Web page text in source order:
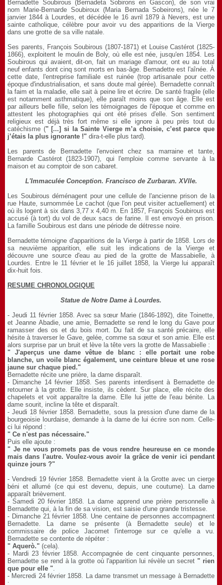
Bernadette Soubirous (Bernadeta Sobirons en Gascon), de son vrai
nom Marie-Bernarde Soubiroux (Maria Bernada Sobeirons), née le 7
janvier 1844 à Lourdes, et décédée le 16 avril 1879 à Nevers, est une
sainte catholique, célèbre pour avoir vu des apparitions de la Vierge
dans une grotte de sa ville natale.
Ses parents, François Soubirous (1807-1871) et Louise Castérot (1825-
1866), exploitent le moulin de Boly, où elle est née, jusqu'en 1854. Les
Soubirous qui avaient, dit-on, fait un mariage d'amour, ont eu au total
neuf enfants dont cinq sont morts en bas-âge. Bernadette est l'aînée. À
cette date, l'entreprise familiale est ruinée (trop artisanale pour cette
époque d'industrialisation, et sans doute mal gérée). Bernadette connaît
la faim et la maladie, elle sait à peine lire et écrire. De santé fragile (elle
est notamment asthmatique), elle paraît moins que son âge. Elle est
par ailleurs belle fille, selon les témoignages de l'époque et comme en
attestent les photographies qui ont été prises d'elle. Son sentiment
religieux est déjà très fort même si elle ignore à peu près tout du
catéchisme (" [...] si la Sainte Vierge m’a choisie, c’est parce que
j’étais la plus ignorante !" dira-t-elle plus tard).
Les parents de Bernadette l'envoient chez sa marraine et tante,
Bernarde Castérot (1823-1907), qui l'emploie comme servante à la
maison et au comptoir de son cabaret.
L'Immaculée Conception. Francisco de Zurbaran. XVIIe.
Les Soubirous déménagent pour une cellule de l'ancienne prison de la
rue Haute, surnommée Le cachot (que l'on peut visiter actuellement) et
où ils logent à six dans 3,77 x 4,40 m. En 1857, François Soubirous est
accusé (à tort) du vol de deux sacs de farine. Il est envoyé en prison.
La famille Soubirous est dans une période de détresse noire.
Bernadette témoigne d'apparitions de la Vierge à partir de 1858. Lors de
sa neuvième apparition, elle suit les indications de la Vierge et
découvre une source d'eau au pied de la grotte de Massabielle, à
Lourdes. Entre le 11 février et le 16 juillet 1858, la Vierge lui apparaît
dix-huit fois.
RESUME CHRONOLOGIQUE
Statue de Notre Dame à Lourdes.
- Jeudi 11 février 1858. Avec sa sœur Marie (1846-1892), dite Toinette,
et Jeanne Abadie, une amie, Bernadette se rend le long du Gave pour
ramasser des os et du bois mort. Du fait de sa santé précaire, elle
hésite à traverser le Gave, gelée, comme sa sœur et son amie. Elle est
alors surprise par un bruit et lève la tête vers la grotte de Massabielle :
" J'aperçus une dame vêtue de blanc : elle portait une robe
blanche, un voile blanc également, une ceinture bleue et une rose
jaune sur chaque pied."
Bernadette récite une prière, la dame disparaît.
- Dimanche 14 février 1858. Ses parents interdisent à Bernadette de
retourner à la grotte. Elle insiste, ils cèdent. Sur place, elle récite des
chapelets et voit apparaître la dame. Elle lui jette de l'eau bénite. La
dame sourit, incline la tête et disparaît.
- Jeudi 18 février 1858. Bernadette, sous la pression d'une dame de la
bourgeoisie lourdaise, demande à la dame de lui écrire son nom. Celle-
ci lui répond :
" Ce n'est pas nécessaire."
Puis elle ajoute :
" Je ne vous promets pas de vous rendre heureuse en ce monde
mais dans l'autre. Voulez-vous avoir la grâce de venir ici pendant
quinze jours ?"
- Vendredi 19 février 1858. Bernadette vient à la Grotte avec un cierge
béni et allumé (ce qui est devenu, depuis, une coutume). La dame
apparaît brièvement.
- Samedi 20 février 1858. La dame apprend une prière personnelle à
Bernadette qui, à la fin de sa vision, est saisie d'une grande tristesse.
- Dimanche 21 février 1858. Une centaine de personnes accompagnent
Bernadette. La dame se présente (à Bernadette seule) et le
commissaire de police Jacomet l'interroge sur ce qu'elle a vu.
Bernadette se contente de répéter :
" Aquerò." (cela).
- Mardi 23 février 1858. Accompagnée de cent cinquante personnes,
Bernadette se rend à la grotte où l'apparition lui révèle un secret " rien
que pour elle ".
- Mercredi 24 février 1858. La dame transmet un message à Bernadette
: